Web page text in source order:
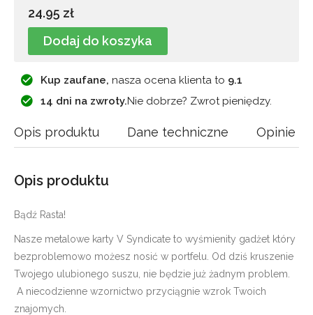
24.95 zł
Dodaj do koszyka
Kup zaufane, nasza ocena klienta to 9.1
14 dni na zwroty.Nie dobrze? Zwrot pieniędzy.
Opis produktu Dane techniczne Opinie
Opis produktu
Bądź Rasta!
Nasze metalowe karty V Syndicate to wyśmienity gadżet który
bezproblemowo możesz nosić w portfelu. Od dziś kruszenie
Twojego ulubionego suszu, nie będzie już żadnym problem.
A niecodzienne wzornictwo przyciągnie wzrok Twoich
znajomych.